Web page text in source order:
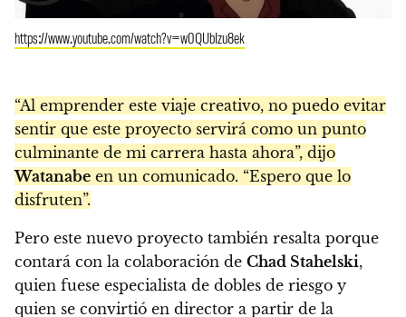
https://www.youtube.com/watch?v=w0QUbIzu8ek
“Al emprender este viaje creativo, no puedo evitar
sentir que este proyecto servirá como un punto
culminante de mi carrera hasta ahora”, dijo
Watanabe en un comunicado. “Espero que lo
disfruten”.
Pero este nuevo proyecto también resalta porque
contará con la colaboración de Chad Stahelski,
quien fuese especialista de dobles de riesgo y
quien se convirtió en director a partir de la